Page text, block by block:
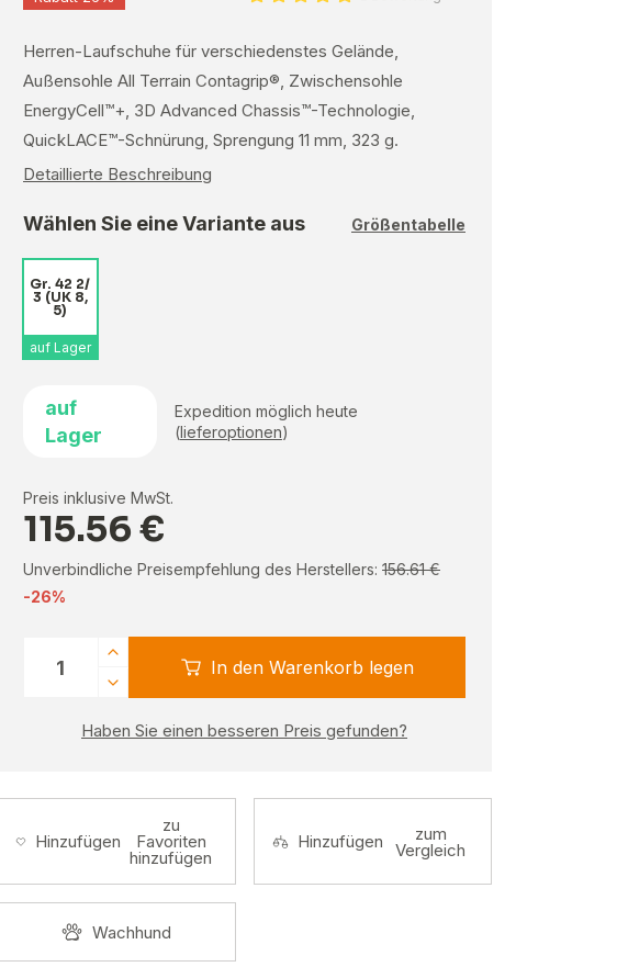
Herren-Laufschuhe für verschiedenstes Gelände,
Außensohle All Terrain Contagrip®, Zwischensohle
EnergyCell™+, 3D Advanced Chassis™-Technologie,
QuickLACE™-Schnürung, Sprengung 11 mm, 323 g.
Detaillierte Beschreibung
Wählen Sie eine Variante aus Größentabelle
Gr. 42 2/
3 (UK 8,
5)
auf Lager
auf
Lager
Expedition möglich heute
(lieferoptionen)
Preis inklusive MwSt.
115.56 €
Unverbindliche Preisempfehlung des Herstellers: 156.61 €
-26%
In den Warenkorb legen
Haben Sie einen besseren Preis gefunden?
Hinzufügen
zu
Favoriten
hinzufügen
Hinzufügen zum
Vergleich
Wachhund